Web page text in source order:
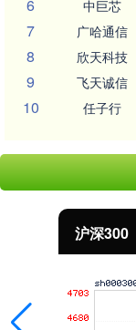
6 中巨芯
7 广哈通信
8 欣天科技
9 飞天诚信
10 任子行
沪深300